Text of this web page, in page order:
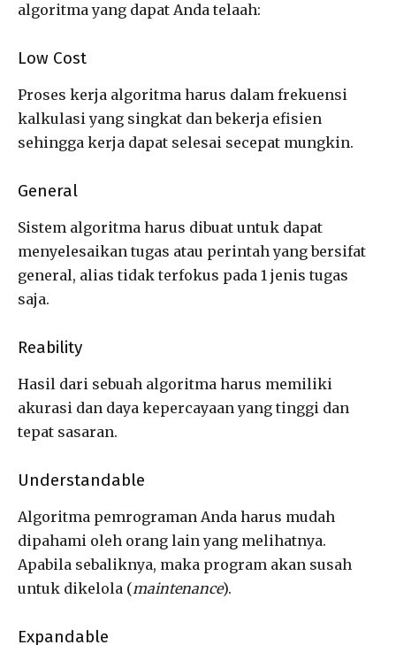
algoritma yang dapat Anda telaah:
Low Cost
Proses kerja algoritma harus dalam frekuensi
kalkulasi yang singkat dan bekerja efisien
sehingga kerja dapat selesai secepat mungkin.
General
Sistem algoritma harus dibuat untuk dapat
menyelesaikan tugas atau perintah yang bersifat
general, alias tidak terfokus pada 1 jenis tugas
saja.
Reability
Hasil dari sebuah algoritma harus memiliki
akurasi dan daya kepercayaan yang tinggi dan
tepat sasaran.
Understandable
Algoritma pemrograman Anda harus mudah
dipahami oleh orang lain yang melihatnya.
Apabila sebaliknya, maka program akan susah
untuk dikelola (maintenance).
Expandable